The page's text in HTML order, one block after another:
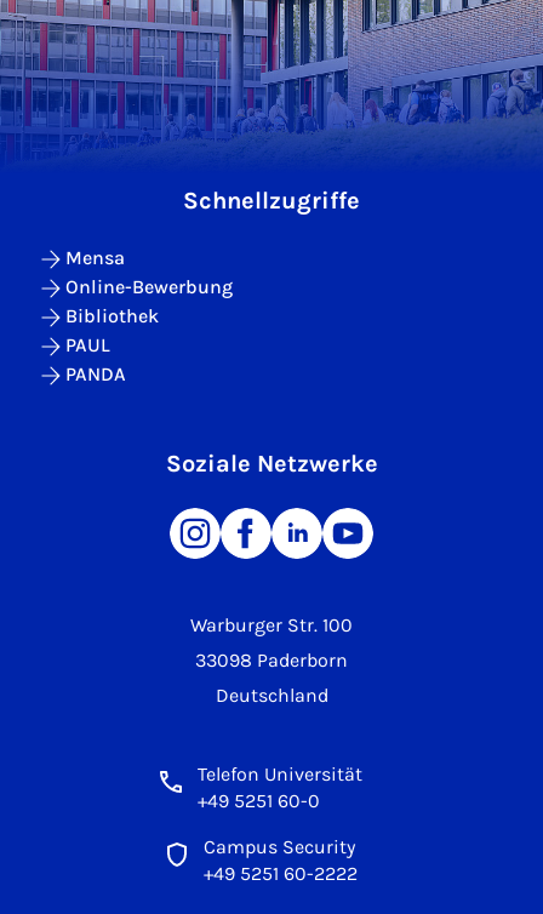
Warburger Str. 100
33098 Paderborn
Deutschland
Telefon Universität
+49 5251 60-0
Campus Security
+49 5251 60-2222
Schnellzugriffe
Mensa
Online-Bewerbung
Bibliothek
PAUL
PANDA
Soziale Netzwerke